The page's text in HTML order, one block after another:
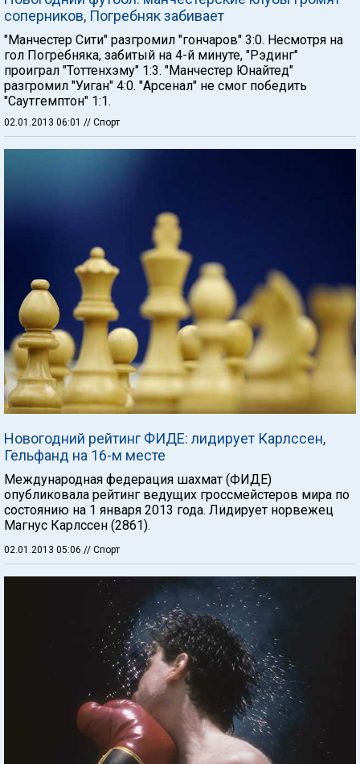
соперников, Погребняк забивает
"Манчестер Сити" разгромил "гончаров" 3:0. Несмотря на
гол Погребняка, забитый на 4-й минуте, "Рэдинг"
проиграл "Тоттенхэму" 1:3. "Манчестер Юнайтед"
разгромил "Уиган" 4:0. "Арсенал" не смог победить
"Саутгемптон" 1:1.
02.01.2013 06:01 // Спорт
Новогодний рейтинг ФИДЕ: лидирует Карлссен,
Гельфанд на 16-м месте
Международная федерация шахмат (ФИДЕ)
опубликовала рейтинг ведущих гроссмейстеров мира по
состоянию на 1 января 2013 года. Лидирует норвежец
Магнус Карлссен (2861).
02.01.2013 05:06 // Спорт